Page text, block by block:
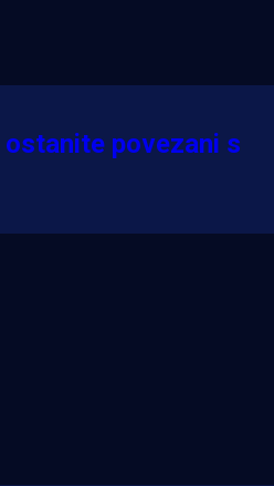
ostanite povezani s